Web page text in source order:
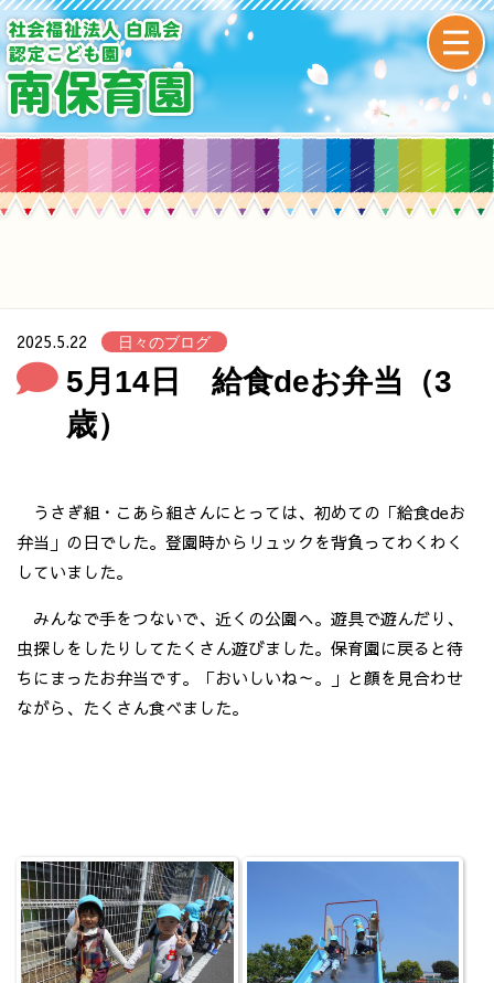
2025.5.22 日々のブログ
5月14日 給食deお弁当（3
歳）
うさぎ組・こあら組さんにとっては、初めての「給食deお
弁当」の日でした。登園時からリュックを背負ってわくわく
していました。
みんなで手をつないで、近くの公園へ。遊具で遊んだり、
虫探しをしたりしてたくさん遊びました。保育園に戻ると待
ちにまったお弁当です。「おいしいね～。」と顔を見合わせ
ながら、たくさん食べました。